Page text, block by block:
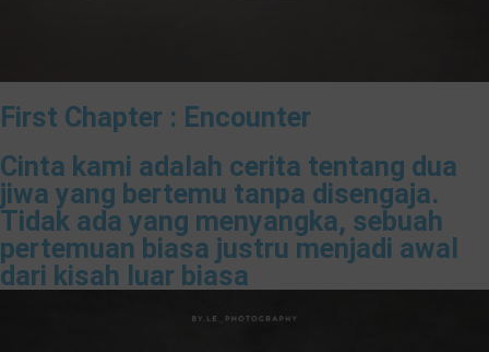
First Chapter : Encounter
Cinta kami adalah cerita tentang dua
jiwa yang bertemu tanpa disengaja.
Tidak ada yang menyangka, sebuah
pertemuan biasa justru menjadi awal
dari kisah luar biasa